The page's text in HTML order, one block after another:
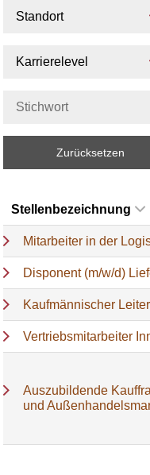
Standort
Karrierelevel
Zurücksetzen
Stellenbezeichnung
Mitarbeiter in der
Disponent (m/w/d)
Kaufmännischer
Vertriebsmitarbeiter
Auszubildende
und